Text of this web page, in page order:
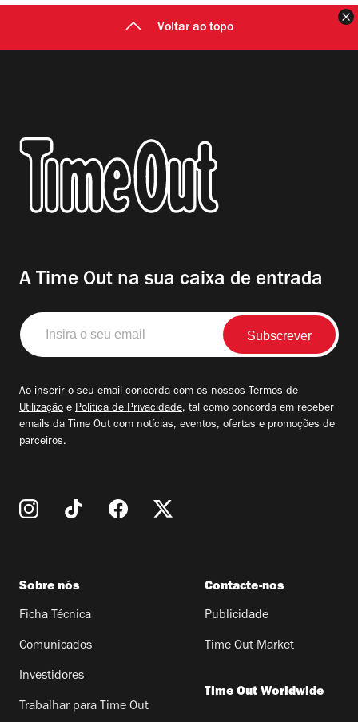
Voltar ao topo
A Time Out na sua caixa de entrada
Insira
o
seu
Ao inserir o seu email concorda com os nossos Termos de
Utilização e Política de Privacidade, tal como concorda em receber
emails da Time Out com notícias, eventos, ofertas e promoções de
parceiros.
Sobre nós
Ficha Técnica
Comunicados
Investidores
Trabalhar para Time Out
Contacte-nos
Publicidade
Time Out Market
Time Out Worldwide